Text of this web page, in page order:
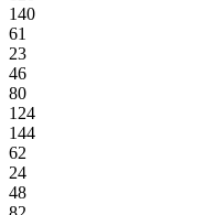
140
61
23
46
80
124
144
62
24
48